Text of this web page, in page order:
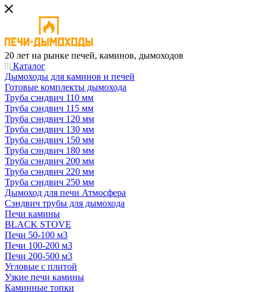
20 лет на рынке печей, каминов, дымоходов
Каталог
Дымоходы для каминов и печей
Готовые комплекты дымохода
Труба сэндвич 110 мм
Труба сэндвич 115 мм
Труба сэндвич 120 мм
Труба сэндвич 130 мм
Труба сэндвич 150 мм
Труба сэндвич 180 мм
Труба сэндвич 200 мм
Труба сэндвич 220 мм
Труба сэндвич 250 мм
Дымоход для печи Атмосфера
Сэндвич трубы для дымохода
Печи камины
BLACK STOVE
Печи 50-100 м3
Печи 100-200 м3
Печи 200-500 м3
Угловые с плитой
Узкие печи камины
Каминные топки